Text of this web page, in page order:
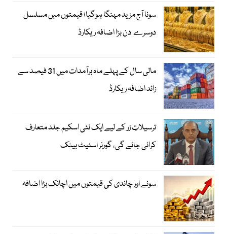
سونا آج مزید مہنگا ہوگیا؛ قیمتوں میں مسلسل
دوسرے دن بڑا اضافہ ریکارڈ
مالی سال کے پہلے ماہ برآمدات میں 31 فیصد سے
زائد اضافہ ریکارڈ
ترسیلاتِ زر کے لیے ایک نئی اسکیم جلد متعارف
کرائی جائے گی، گورنر اسٹیٹ بینک
سونے اور چاندی کی قیمتوں میں اچانک بڑا اضافہ